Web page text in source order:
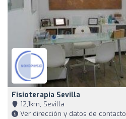
Fisioterapia Sevilla
12,1km, Sevilla
Ver dirección y datos de contacto